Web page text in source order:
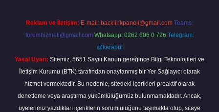
Reklam ve İletişim: E-mail: backlinkpaneli@gmail.com Teams:
forumhizmeti@gmail.com Whatsapp: 0262 606 0 726 Telegram:
@karabul
Yasal Uyarı: Sitemiz, 5651 Sayılı Kanun gereğince Bilgi Teknolojileri ve
İletişim Kurumu (BTK) tarafından onaylanmış bir Yer Sağlayıcı olarak
hizmet vermektedir. Bu nedenle, sitedeki içerikleri proaktif olarak
denetleme veya araştırma yükümlülüğümüz bulunmamaktadır. Ancak,
üyelerimiz yazdıkları içeriklerin sorumluluğunu taşımakta olup, siteye